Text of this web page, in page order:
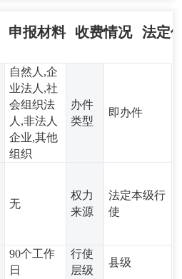
申报材料 收费情况 法定
自然人,企
业法人,社
会组织法
人,非法人
企业,其他
组织
办件
类型
即办件
无
权力
来源
法定本级行
使
90个工作
日
行使
层级
县级